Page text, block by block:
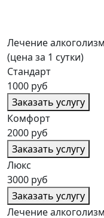
Лечение
(цена за 1 сутки)
Стандарт
1000 руб
Заказать услугу
Комфорт
2000 руб
Заказать услугу
Люкс
3000 руб
Заказать услугу
Лечение